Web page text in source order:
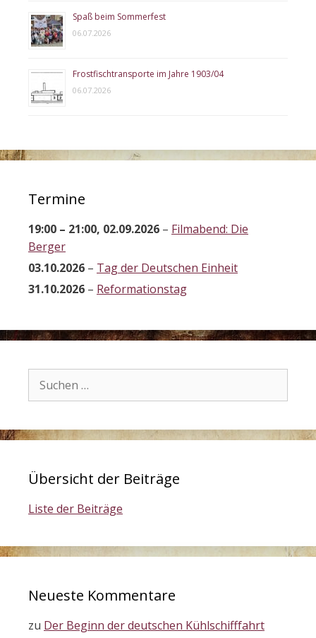
Spaß beim Sommerfest
06.07.2026
Frostfischtransporte im Jahre 1903/04
06.07.2026
Termine
19:00 – 21:00, 02.09.2026 – Filmabend: Die
Berger
03.10.2026 – Tag der Deutschen Einheit
31.10.2026 – Reformationstag
nach:
Übersicht der Beiträge
Liste der Beiträge
Neueste Kommentare
zu Der Beginn der deutschen Kühlschifffahrt